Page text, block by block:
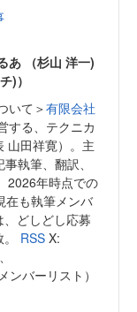
あ （杉山 洋一)
)）
いて＞有限会社
する、テクニカ
山田祥寛）。主
執筆、翻訳、
2026年時点での
在も執筆メンバ
どしどし応募
RSS X:
メンバーリスト）